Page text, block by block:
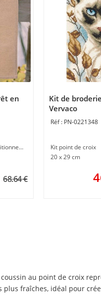
en
Chemin de table broderie traditionnelle
68.64 €
Kit de
Vervaco
PN-0221348
Kit point de croix
20 x 29 cm
au point de croix
plus fraîches, idéal pour